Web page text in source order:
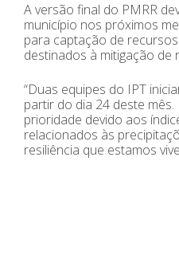
A versão final do PMRR
município nos próximos
para captação de
destinados à mitigação de
“Duas equipes do IPT
partir do dia 24 deste
prioridade devido aos
relacionados às
resiliência que estamos